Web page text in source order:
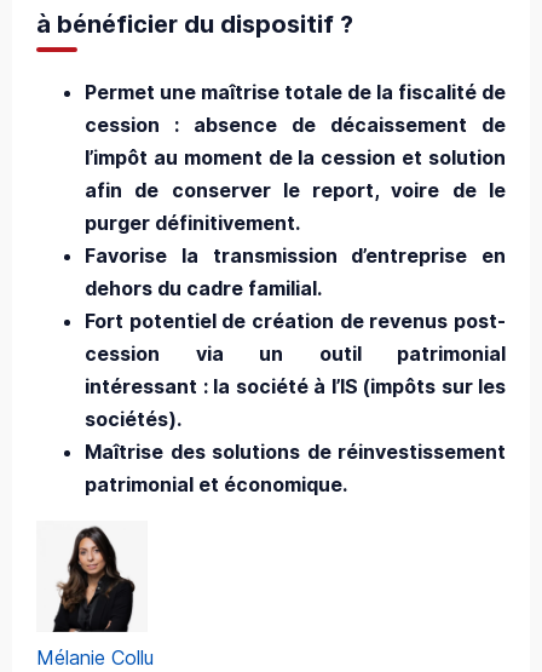
à bénéficier du dispositif ?
Permet une maîtrise totale de la fiscalité de
cession : absence de décaissement de
l’impôt au moment de la cession et solution
afin de conserver le report, voire de le
purger définitivement.
Favorise la transmission d’entreprise en
dehors du cadre familial.
Fort potentiel de création de revenus post-
cession via un outil patrimonial
intéressant : la société à l’IS (impôts sur les
sociétés).
Maîtrise des solutions de réinvestissement
patrimonial et économique.
Mélanie Collu